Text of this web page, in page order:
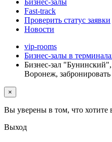
Бизнес-залы
Fast-track
Проверить статус заявки
Новости
vip-rooms
Бизнес-залы в
Бизнес-зал
Воронеж,
×
Вы уверены в том, что хотите
Выход